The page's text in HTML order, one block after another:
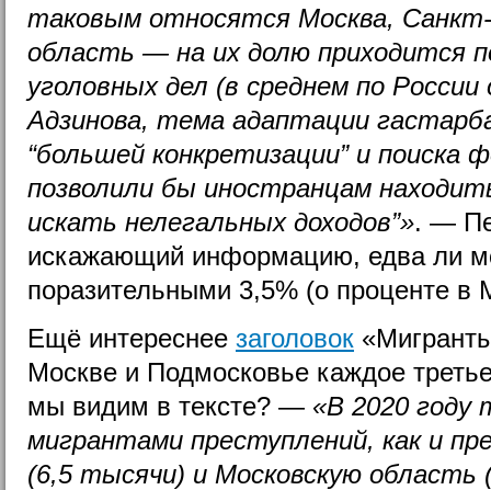
таковым относятся Москва,
область — на их долю приходится
уголовных дел (в среднем по
Адзинова, тема адаптации
“большей конкретизации” и поиска
позволили бы иностранцам
искать нелегальных доходов”». —
искажающий информацию, едва ли
поразительными 3,5% (о проценте
Ещё интереснее заголовок
Москве и Подмосковье каждое
мы видим в тексте? — «В 2020 году
мигрантами преступлений, как и
(6,5 тысячи) и Московскую